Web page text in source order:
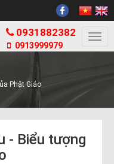
0931882382
0913999979
Phật Giáo
- Biểu tượng